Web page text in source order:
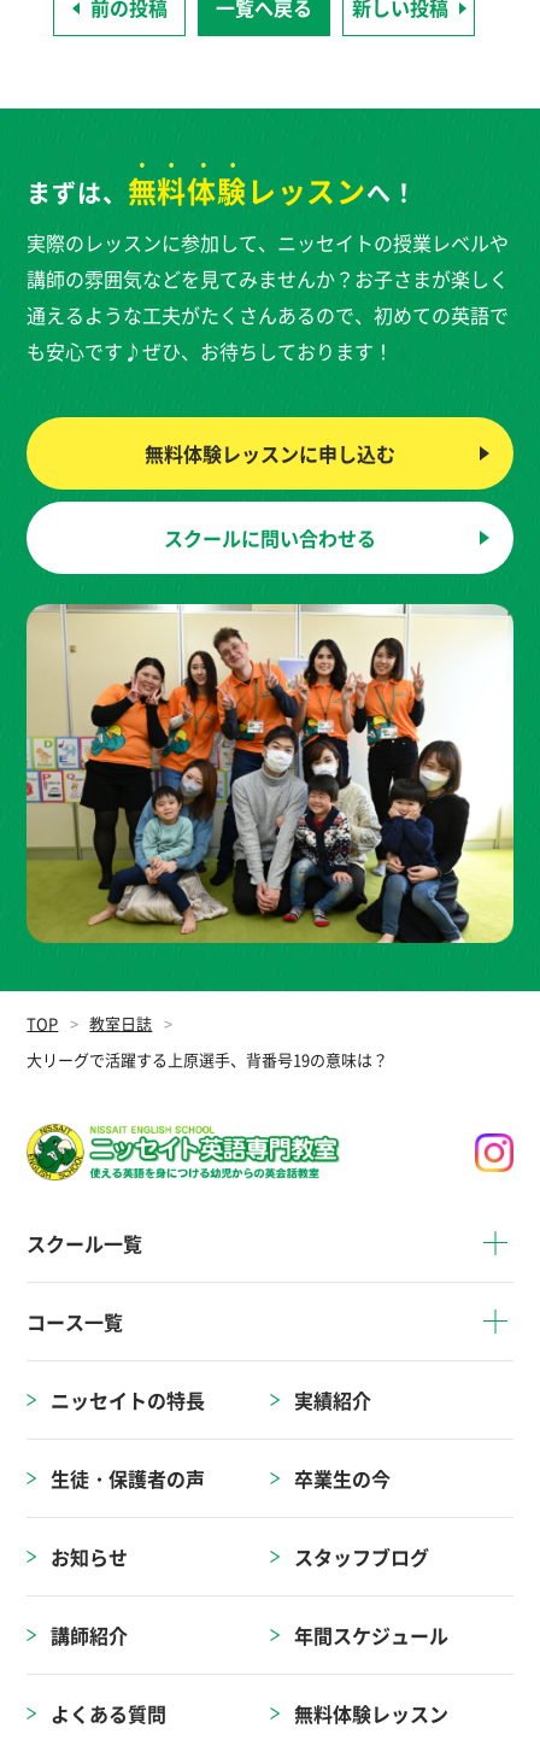
前の投稿 一覧へ戻る 新しい投稿
まずは、 無料体験レッスンへ！
実際のレッスンに参加して、ニッセイトの授業レベルや
講師の雰囲気などを見てみませんか？お子さまが楽しく
通えるような工夫がたくさんあるので、初めての英語で
も安心です♪ぜひ、お待ちしております！
無料体験レッスンに申し込む
スクールに問い合わせる
TOP
教室日誌
大リーグで活躍する上原選手、背番号19の意味は？
スクール一覧
コース一覧
ニッセイトの特長 実績紹介
生徒・保護者の声 卒業生の今
お知らせ スタッフブログ
講師紹介 年間スケジュール
よくある質問 無料体験レッスン